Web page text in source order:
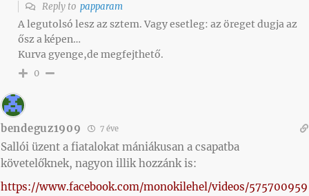
Reply to papparam
A legutolsó lesz az sztem. Vagy esetleg: az öreget dugja az
ősz a képen…
Kurva gyenge,de megfejthető.
0
bendeguz1909 7 éve
Sallói üzent a fiatalokat mániákusan a csapatba
követelőknek, nagyon illik hozzánk is:
https://www.facebook.com/monokilehel/videos/575700959